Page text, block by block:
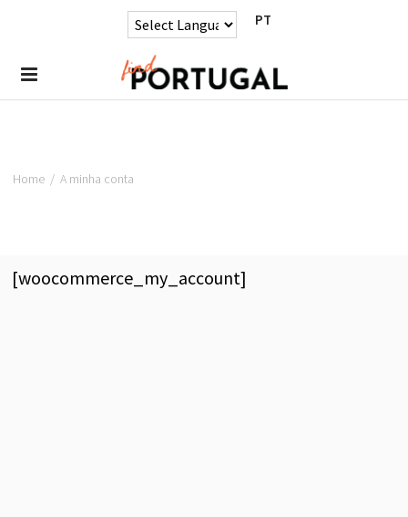
PT
Home/ A minha conta
[woocommerce_my_account]